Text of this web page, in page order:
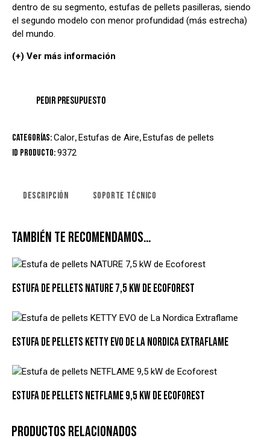
dentro de su segmento, estufas de pellets pasilleras, siendo
el segundo modelo con menor profundidad (más estrecha)
del mundo.
(+) Ver más información
Categorías:Calor,Estufas de Aire,Estufas de pellets
ID producto:9372
DESCRIPCIÓN SOPORTE TÉCNICO
TAMBIÉN TE RECOMENDAMOS…
ESTUFA DE PELLETS NATURE 7,5 KW DE ECOFOREST
ESTUFA DE PELLETS KETTY EVO DE LA NORDICA EXTRAFLAME
ESTUFA DE PELLETS NETFLAME 9,5 KW DE ECOFOREST
PRODUCTOS RELACIONADOS